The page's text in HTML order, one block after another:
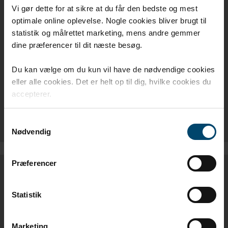
Vi gør dette for at sikre at du får den bedste og mest
optimale online oplevelse. Nogle cookies bliver brugt til
statistik og målrettet marketing, mens andre gemmer
dine præferencer til dit næste besøg.
Du kan vælge om du kun vil have de nødvendige cookies
eller alle cookies. Det er helt op til dig, hvilke cookies du
accepterer.
Nødvendig
Præferencer
Statistik
Marketing
PRODUKTBLAD
DAFA KLEMLISTE - DK
DAFA COUNTER-BATTEN - EN